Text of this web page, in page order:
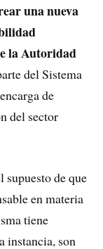
una nueva
la Autoridad
del Sistema
de
del sector
de que
en materia
tiene
instancia, son